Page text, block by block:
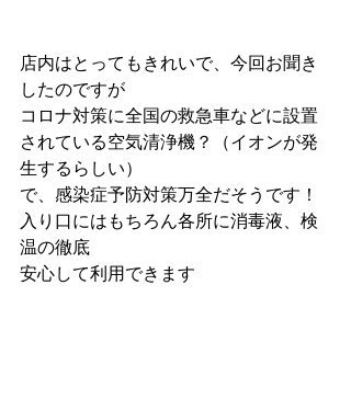
店内はとってもきれいで、今回お聞き
したのですが
コロナ対策に全国の救急車などに設置
されている空気清浄機？（イオンが発
生するらしい）
で、感染症予防対策万全だそうです！
入り口にはもちろん各所に消毒液、検
温の徹底
安心して利用できます